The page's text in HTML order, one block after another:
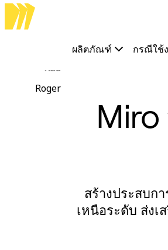
ผลิตภัณฑ์
Intelligent Canvas™
ภาพรวม AI
AI Workflows
Blueprints
การผสานรวม
ผลิตภัณฑ์ กรณีใช้
Roger
สร้างประสบก
เหนือระดับ ส่ง